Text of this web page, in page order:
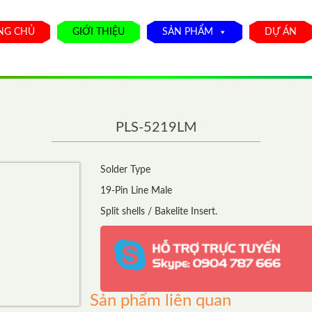
CHỦ GIỚI THIỆU SẢN PHẨM DỰ ÁN
PLS-5219LM
Solder Type
19-Pin Line Male
Split shells / Bakelite Insert.
Sản phẩm liên quan